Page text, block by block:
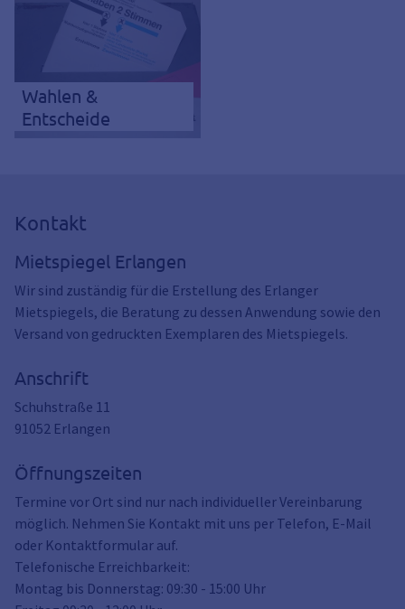
Wahlen &
Entscheide
Kontakt
Mietspiegel Erlangen
Wir sind zuständig für die Erstellung des Erlanger
Mietspiegels, die Beratung zu dessen Anwendung sowie den
Versand von gedruckten Exemplaren des Mietspiegels.
Anschrift
Schuhstraße 11
91052 Erlangen
Öffnungszeiten
Termine vor Ort sind nur nach individueller Vereinbarung
möglich. Nehmen Sie Kontakt mit uns per Telefon, E-Mail
oder Kontaktformular auf.
Telefonische Erreichbarkeit:
Montag bis Donnerstag: 09:30 - 15:00 Uhr